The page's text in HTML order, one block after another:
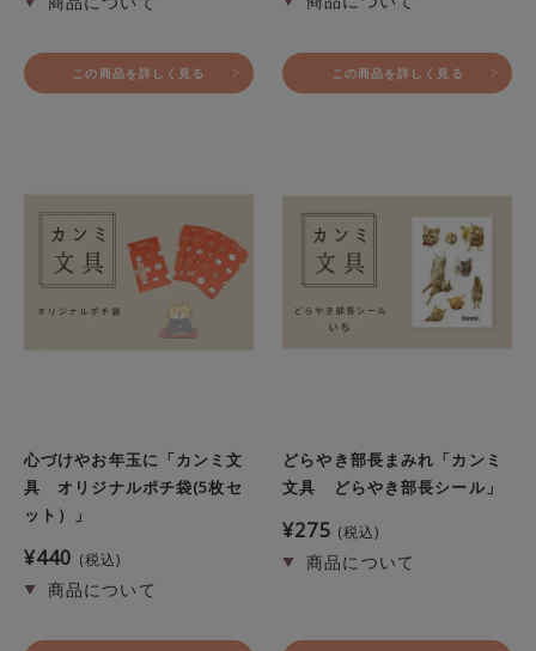
この商品を詳しく見る この商品を詳しく見る
心づけやお年玉に「カンミ文
具 オリジナルポチ袋(5枚セ
ット）」
¥440 税込
どらやき部長まみれ「カンミ
文具 どらやき部長シール」
¥275 税込